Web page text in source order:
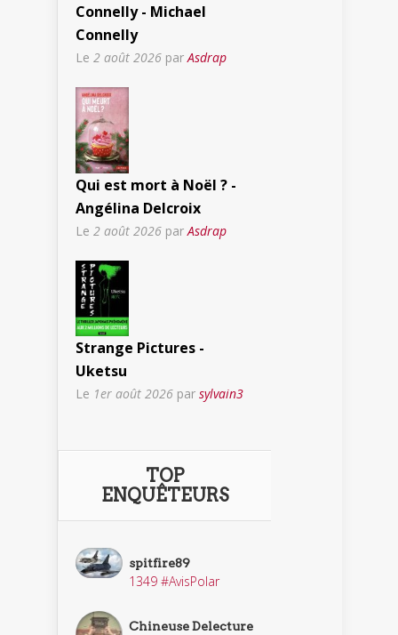
Connelly - Michael
Connelly
Le 2 août 2026 parAsdrap
Qui est mort à Noël ? -
Angélina Delcroix
Le 2 août 2026 par Asdrap
Strange Pictures -
Uketsu
Le 1er août 2026 par sylvain3
TOP
ENQUÊTEURS
spitfire89
1349 #AvisPolar
Chineuse Delecture